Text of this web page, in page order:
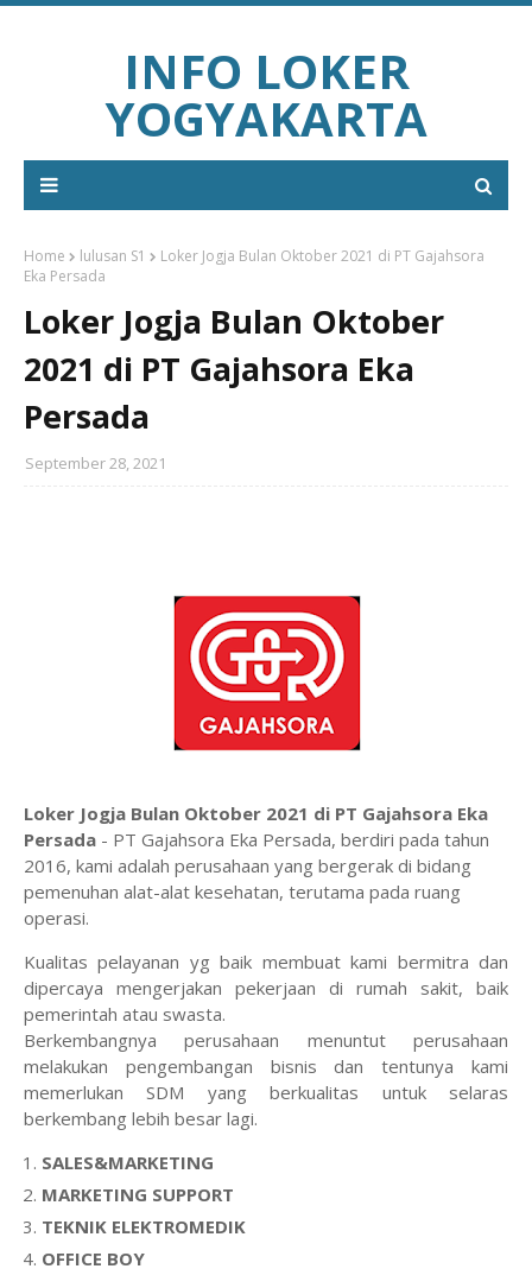
INFO LOKER
YOGYAKARTA
Home lulusan S1
Loker Jogja Bulan Oktober 2021 di PT Gajahsora
Eka Persada
Loker Jogja Bulan Oktober
2021 di PT Gajahsora Eka
Persada
September 28, 2021
Loker Jogja Bulan Oktober 2021 di PT Gajahsora Eka
Persada - PT Gajahsora Eka Persada, berdiri pada tahun
2016, kami adalah perusahaan yang bergerak di bidang
pemenuhan alat-alat kesehatan, terutama pada ruang
operasi.
Kualitas pelayanan yg baik membuat kami bermitra dan
dipercaya mengerjakan pekerjaan di rumah sakit, baik
pemerintah atau swasta.
Berkembangnya perusahaan menuntut perusahaan
melakukan pengembangan bisnis dan tentunya kami
memerlukan SDM yang berkualitas untuk selaras
berkembang lebih besar lagi.
SALES&MARKETING
MARKETING SUPPORT
TEKNIK ELEKTROMEDIK
OFFICE BOY